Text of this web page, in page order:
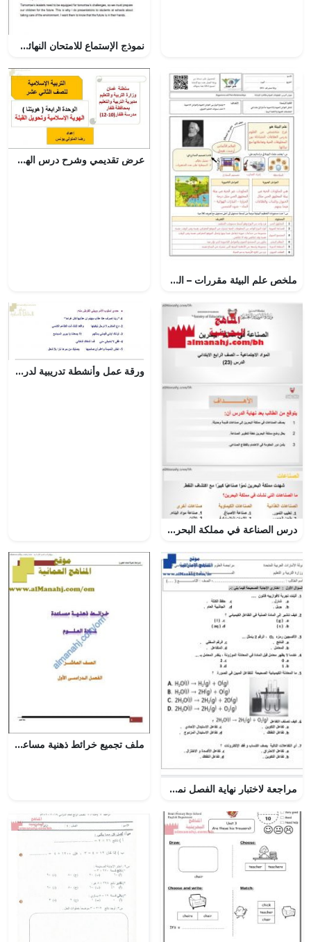
نموذج الإستماع للامتحان النهائي (لغة انجليزية) الثالث الثانوي
ملخص علم البيئة مقررات – المنهاج السعودي
عرض تقديمي وشرح درس الهوية الاسلامية وتحويل القبلة- بوربوينت (تربية اسلامية) الثاني عشر
درس الصناعة في مملكة البحرين
ورقة عمل وأنشطة تدريبية لدرس أسلوب الأمر (لغة عربية) الثاني عشر
مراجعة لاختبار نهاية الفصل نموذج غير محلول الوحدة 17 ~ , (علوم) التاسع العام
ملف تجميع خرائط ذهنية مساعدة (أحياء) العاشر